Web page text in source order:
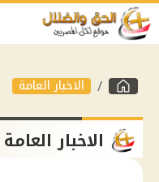
الاخبار العامة
الاخبار العامة